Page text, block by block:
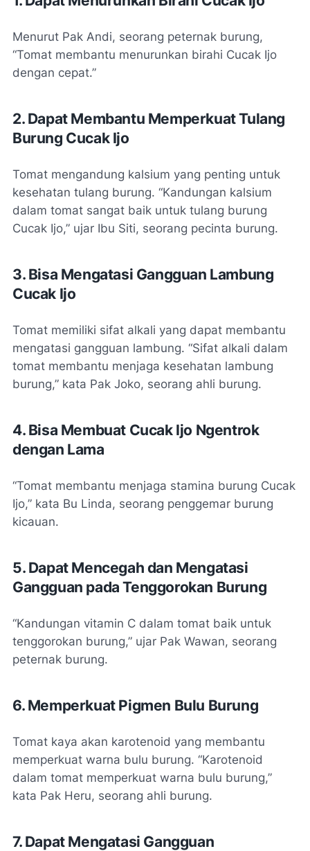
Menurut Pak Andi, seorang peternak burung,
“Tomat membantu menurunkan birahi Cucak Ijo
dengan cepat.”
2. Dapat Membantu Memperkuat Tulang
Burung Cucak Ijo
Tomat mengandung kalsium yang penting untuk
kesehatan tulang burung. “Kandungan kalsium
dalam tomat sangat baik untuk tulang burung
Cucak Ijo,” ujar Ibu Siti, seorang pecinta burung.
3. Bisa Mengatasi Gangguan Lambung
Cucak Ijo
Tomat memiliki sifat alkali yang dapat membantu
mengatasi gangguan lambung. “Sifat alkali dalam
tomat membantu menjaga kesehatan lambung
burung,” kata Pak Joko, seorang ahli burung.
4. Bisa Membuat Cucak Ijo Ngentrok
dengan Lama
“Tomat membantu menjaga stamina burung Cucak
Ijo,” kata Bu Linda, seorang penggemar burung
kicauan.
5. Dapat Mencegah dan Mengatasi
Gangguan pada Tenggorokan Burung
“Kandungan vitamin C dalam tomat baik untuk
tenggorokan burung,” ujar Pak Wawan, seorang
peternak burung.
6. Memperkuat Pigmen Bulu Burung
Tomat kaya akan karotenoid yang membantu
memperkuat warna bulu burung. “Karotenoid
dalam tomat memperkuat warna bulu burung,”
kata Pak Heru, seorang ahli burung.
7. Dapat Mengatasi Gangguan